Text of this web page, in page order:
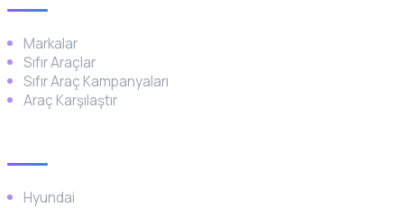
Markalar
Sıfır Araçlar
Sıfır Araç Kampanyaları
Araç Karşılaştır
Hyundai